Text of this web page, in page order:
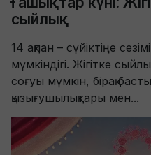
сыйлық
14 ақпан – сүйіктіңе
мүмкіндігі. Жігітке
соғуы мүмкін, бірақ
қызығушылықтары мен...